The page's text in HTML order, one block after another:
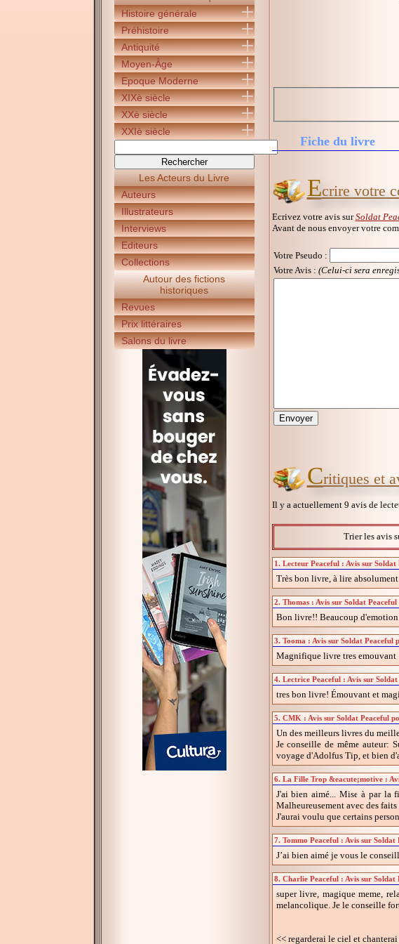
Histoire générale
Préhistoire
Antiquité
Moyen-Âge
Epoque Moderne
XIXè siècle
XXè siècle
XXIè siècle
Les Acteurs du Livre
Auteurs
Illustrateurs
Interviews
Editeurs
Collections
Autour des fictions
historiques
Revues
Prix littéraires
Salons du livre
Fiche du livre
Ecrire votre
Ecrivez votre avis surSoldat
Avant de nous envoyer votre
Votre Pseudo :
Votre Avis : (Celui-ci sera
Critiques et
Il y a actuellement 9 avis de
Trier les avis
1. Lecteur Peaceful : Avis sur Soldat
Très bon livre, à lire absolument
2. Thomas : Avis sur Soldat Peaceful
Bon livre!! Beaucoup
3. Tooma : Avis sur Soldat Peaceful
Magnifique livre tres emouvant
4. Lectrice Peaceful : Avis sur
tres bon livre! Émouvant et
5. CMK : Avis sur Soldat Peaceful
Un des meilleurs livres du
Je conseille de même auteur:
voyage d'Adolfus Tip, et bien
6. La Fille Trop &eacute;motive :
J'ai bien aimé... Mise à par la
Malheureusement avec des
J'aurai voulu que certains
7. Tommo Peaceful : Avis sur Soldat
J’ai bien aimé je vous le
8. Charlie Peaceful : Avis sur Soldat
super livre, magique meme,
melancolique. Je le conseille
<< regarderai le ciel et